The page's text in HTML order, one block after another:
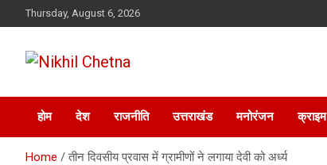
to
Thursday, August 6, 2026
Nikhil Chetna
होम देश राजनीति उत्तराखंड मनोरंजन क्राइम
Home तीन दिवसीय प्रवास में ग्रामीणों ने लगाया देवी को अर्ध्य